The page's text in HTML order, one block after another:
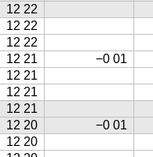
12 22
12 22
12 22
12 21 −0 01
12 21
12 21
12 21
12 20 −0 01
12 20